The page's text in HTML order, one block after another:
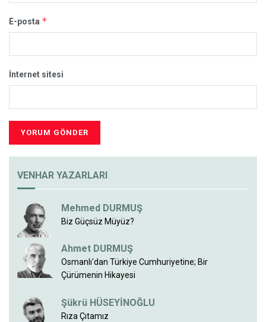
E-posta *
İnternet sitesi
VENHAR YAZARLARI
Mehmed DURMUŞ
Biz Güçsüz Müyüz?
Ahmet DURMUŞ
Osmanlı'dan Türkiye Cumhuriyetine; Bir
Çürümenin Hikayesi
Şükrü HÜSEYİNOĞLU
Rıza Çıtamız